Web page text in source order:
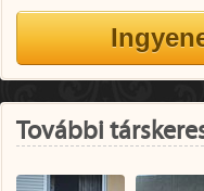
További